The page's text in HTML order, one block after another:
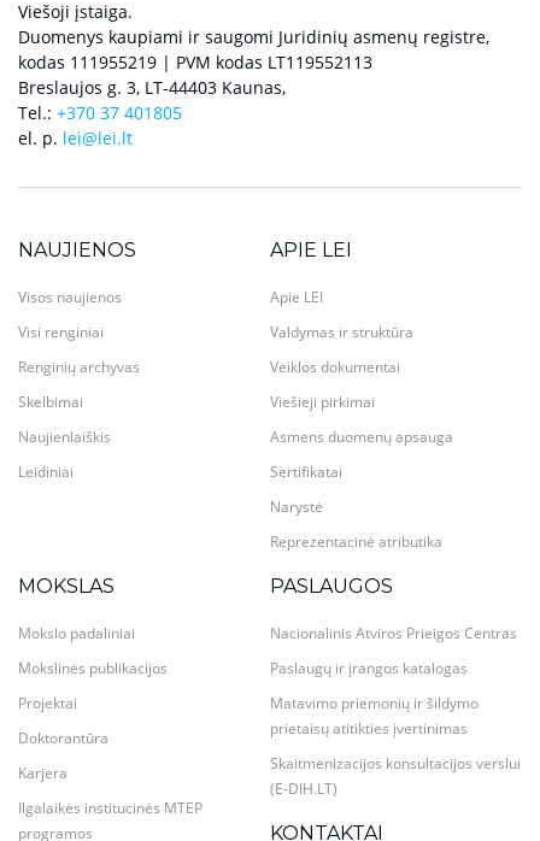
Viešoji įstaiga.
Duomenys kaupiami ir saugomi Juridinių asmenų registre,
kodas 111955219 | PVM kodas LT119552113
Breslaujos g. 3, LT-44403 Kaunas,
Tel.: +370 37 401805
el. p. lei@lei.lt
NAUJIENOS
Visos naujienos
Visi renginiai
Renginių archyvas
Skelbimai
Naujienlaiškis
Leidiniai
APIE LEI
Apie LEI
Valdymas ir struktūra
Veiklos dokumentai
Viešieji pirkimai
Asmens duomenų apsauga
Sertifikatai
Narystė
Reprezentacinė atributika
MOKSLAS
Mokslo padaliniai
Mokslinės publikacijos
Projektai
Doktorantūra
Karjera
Ilgalaikės institucinės MTEP
programos
PASLAUGOS
Nacionalinis Atviros Prieigos Centras
Paslaugų ir įrangos katalogas
Matavimo priemonių ir šildymo
prietaisų atitikties įvertinimas
Skaitmenizacijos konsultacijos verslui
(E-DIH.LT)
KONTAKTAI